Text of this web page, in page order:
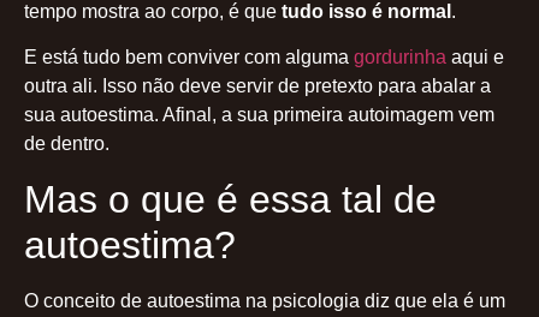
tempo mostra ao corpo, é que tudo isso é normal .
E está tudo bem conviver com alguma gordurinha aqui e
outra ali. Isso não deve servir de pretexto para abalar a
sua autoestima. Afinal, a sua primeira autoimagem vem
de dentro.
Mas o que é essa tal de
autoestima?
O conceito de autoestima na psicologia diz que ela é um